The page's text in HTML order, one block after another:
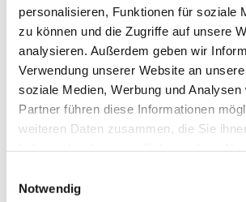
personalisieren, Funktionen für soziale
zu können und die Zugriffe auf unsere
analysieren. Außerdem geben wir
Verwendung unserer Website an
soziale Medien, Werbung und Analysen
Partner führen diese Informationen
weiteren Daten zusammen, die Sie
Notwendig